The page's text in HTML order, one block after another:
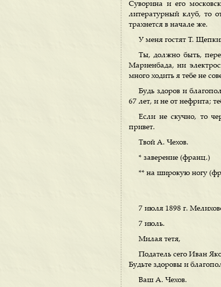
Суворина и его
литературный клуб, то
трахнется в начале же.
У меня гостят Т.
Ты, должно быть,
Мариенбада, ни
много ходить я тебе не
Будь здоров и
67 лет, и не от нефрита;
Если не скучно, то
привет.
Твой А. Чехов.
* заверение (франц.)
** на широкую ногу
7 июля 1898 г.
7 июль.
Милая тетя,
Податель сего Иван
Будьте здоровы и
Ваш А. Чехов.